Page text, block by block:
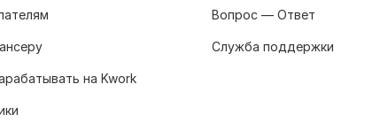
на Kwork
Вопрос — Ответ
Служба поддержки